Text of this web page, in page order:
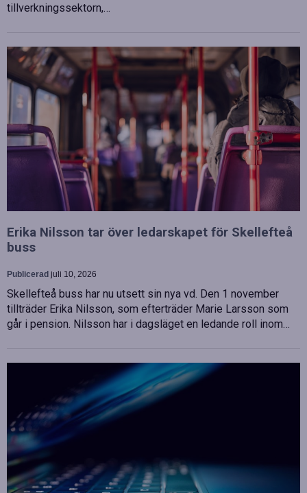
tillverkningssektorn,…
Erika Nilsson tar över ledarskapet för Skellefteå
buss
Publicerad juli 10, 2026
Skellefteå buss har nu utsett sin nya vd. Den 1 november
tillträder Erika Nilsson, som efterträder Marie Larsson som
går i pension. Nilsson har i dagsläget en ledande roll inom…